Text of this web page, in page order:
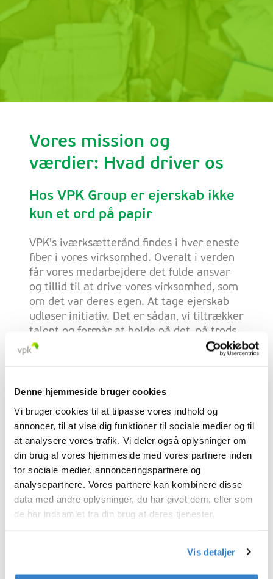
Denne hjemmeside bruger cookies
Vi bruger cookies til at tilpasse vores indhold og
annoncer, til at vise dig funktioner til sociale medier og til
at analysere vores trafik. Vi deler også oplysninger om
din brug af vores hjemmeside med vores partnere inden
for sociale medier, annonceringspartnere og
analysepartnere. Vores partnere kan kombinere disse
data med andre oplysninger, du har givet dem, eller som
de har indsamlet fra din brug af deres tjenester.
Vis detaljer
Vores mission og
værdier: Hvad driver os
Hos VPK Group er ejerskab ikke
kun et ord på papir
VPK's iværksætterånd findes i hver eneste
fiber i vores virksomhed. Overalt i verden
får vores medarbejdere det fulde ansvar
og tillid til at drive vores virksomhed, som
om det var deres egen. At tage ejerskab
udløser initiativ. Det er sådan, vi tiltrækker
talent og formår at holde på det, på trods
af at vi har udviklet os fra en
indre ansvarsfølelse er det, der gør os til et
Sammen med dig tænker vi altid
ud af boksen
Vores høje grad af ansvarlighed sikrer også
en enestående service. Vi er fuldt bevidste
sammen med dig og handler hurtigt. Vi går